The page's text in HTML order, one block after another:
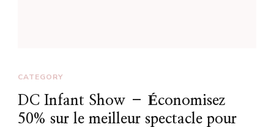
CATEGORY
DC Infant Show – Économisez
50% sur le meilleur spectacle pour